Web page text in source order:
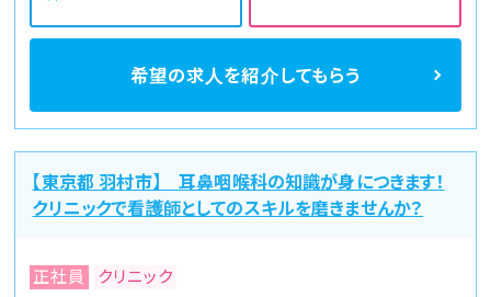
希望の求人を紹介してもらう
【東京都 羽村市】 耳鼻咽喉科の知識が身につきます！
クリニックで看護師としてのスキルを磨きませんか？
正社員 クリニック